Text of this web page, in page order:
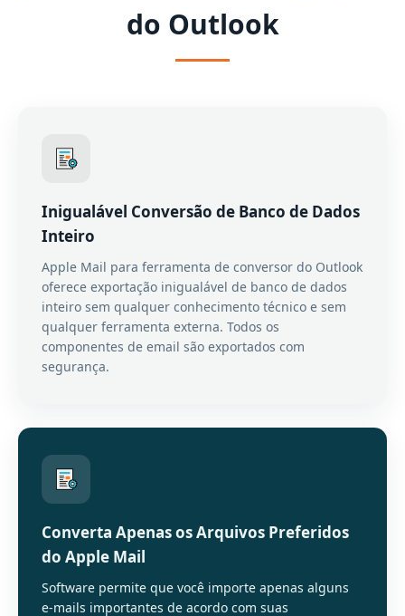
do Outlook
Inigualável Conversão de Banco de Dados
Inteiro
Apple Mail para ferramenta de conversor do Outlook
oferece exportação inigualável de banco de dados
inteiro sem qualquer conhecimento técnico e sem
qualquer ferramenta externa. Todos os
componentes de email são exportados com
segurança.
Converta Apenas os Arquivos Preferidos
do Apple Mail
Software permite que você importe apenas alguns
e-mails importantes de acordo com suas